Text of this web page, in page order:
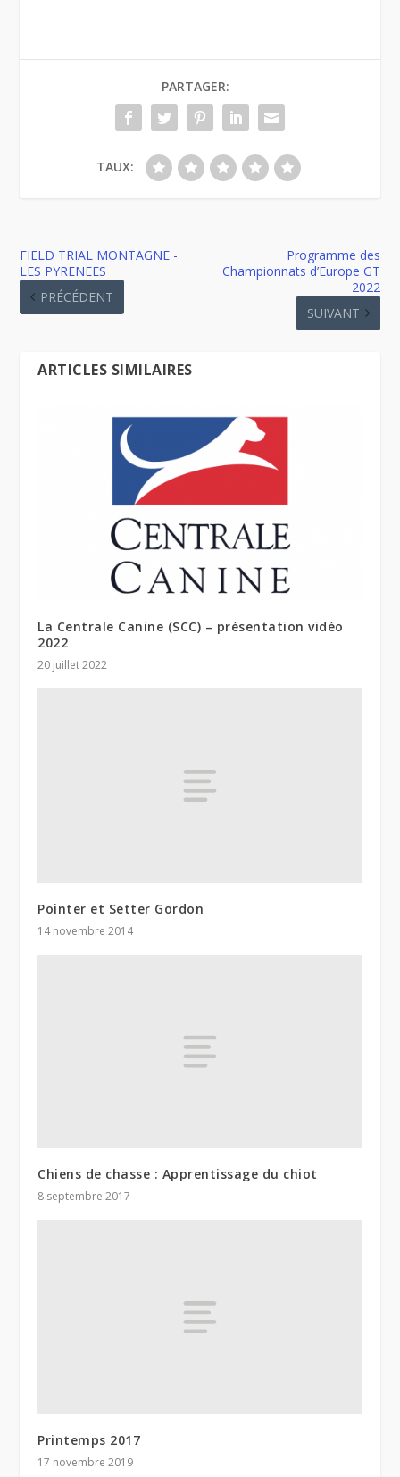
PARTAGER:
TAUX:
FIELD TRIAL MONTAGNE -
LES PYRENEES
PRÉCÉDENT
Programme des
Championnats d’Europe GT
2022
SUIVANT
ARTICLES SIMILAIRES
La Centrale Canine (SCC) – présentation vidéo
2022
20 juillet 2022
Pointer et Setter Gordon
14 novembre 2014
Chiens de chasse : Apprentissage du chiot
8 septembre 2017
Printemps 2017
17 novembre 2019